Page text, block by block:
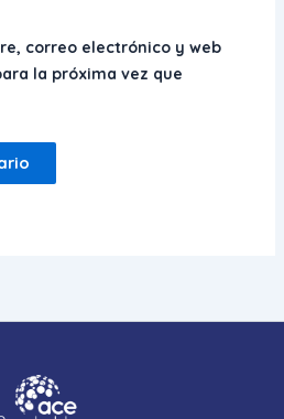
correo electrónico y web
la próxima vez que